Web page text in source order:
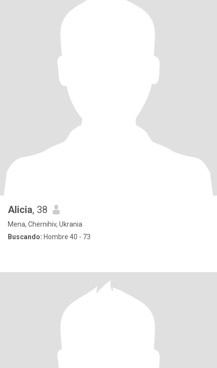
Alicia, 38
Mena, Chernihiv, Ukrania
Buscando: Hombre 40 - 73